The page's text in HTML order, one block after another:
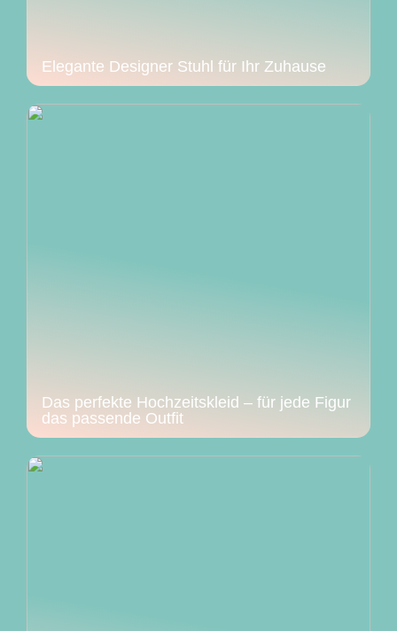
Elegante Designer Stuhl für Ihr Zuhause
Das perfekte Hochzeitskleid – für jede Figur
das passende Outfit